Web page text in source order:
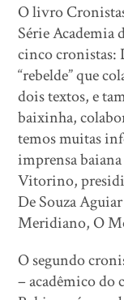
O livro
Série Academia
cinco cronistas:
“rebelde” que
dois textos, e
baixinha,
temos muitas
imprensa
Vitorino,
De Souza
Meridiano, O
O segundo
– acadêmico do